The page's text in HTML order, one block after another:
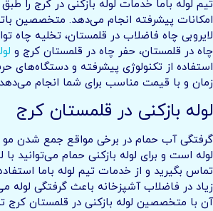
تیم لوله باما خدمات لوله بازکنی در کرج را
امکانات پیشرفته انجام می‌دهد. متخصصین
لایروبی چاه فاضلاب در قلمستان، تخلیه چاه
چاه در قلمستان، حفر چاه در قلمستان کرج و
استفاده از تکنولوژی پیشرفته و دستگاه‌های
زمان و با قیمت مناسب برای شما انجام
لوله بازکنی در قلمستان کرج
گرفتگی آب حمام در برخی مواقع جمع شدن مو
لوله است و برای لوله بازکنی حمام می‌توانید با
تماس بگیرید و از خدمات تیم لوله باما
زیاد در فاضلاب آشپزخانه باعث گرفتگی لوله
آن با متخصصین لوله بازکنی در قلمستان کرج